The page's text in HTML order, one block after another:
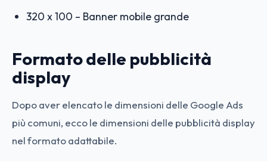
320 x 100 – Banner mobile grande
Formato delle pubblicità
display
Dopo aver elencato le dimensioni delle Google Ads
più comuni, ecco le dimensioni delle pubblicità display
nel formato adattabile.